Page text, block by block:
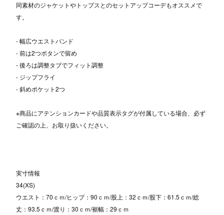
同素材のジャケットやトップスとのセットアップコーデもオススメで
す。
- 幅広ウエストバンド
- 前は2つボタンで留め
- 後ろは調整タブでフィット調整
- ジップフライ
- 斜めポケット2つ
※商品にアテンションカードや品質表示タグが付属している場合、必ず
ご確認の上、お取り扱いください。
実寸情報
34(XS)
ウエスト：70ｃｍ/ヒップ：90ｃｍ/股上：32ｃｍ/股下：61.5ｃｍ/総
丈：93.5ｃｍ/渡り：30ｃｍ/裾幅：29ｃｍ